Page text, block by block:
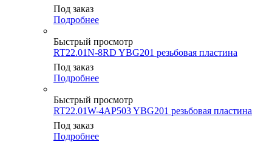
Под заказ
Подробнее
Быстрый просмотр
RT22.01N-8RD YBG201 резьбовая пластина
Под заказ
Подробнее
Быстрый просмотр
RT22.01W-4AP503 YBG201 резьбовая пластина
Под заказ
Подробнее